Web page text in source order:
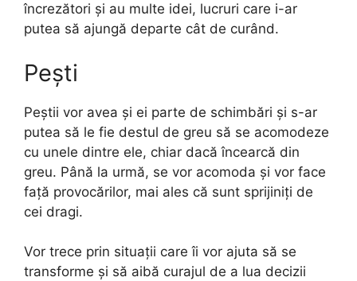
încrezători și au multe idei, lucruri care i-ar
putea să ajungă departe cât de curând.
Pești
Peștii vor avea și ei parte de schimbări și s-ar
putea să le fie destul de greu să se acomodeze
cu unele dintre ele, chiar dacă încearcă din
greu. Până la urmă, se vor acomoda și vor face
față provocărilor, mai ales că sunt sprijiniți de
cei dragi.
Vor trece prin situații care îi vor ajuta să se
transforme și să aibă curajul de a lua decizii